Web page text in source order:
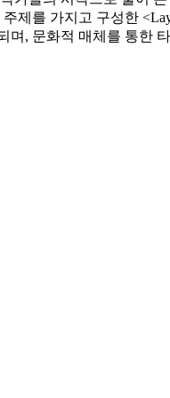
제를 가지고 구성한
, 문화적 매체를 통한